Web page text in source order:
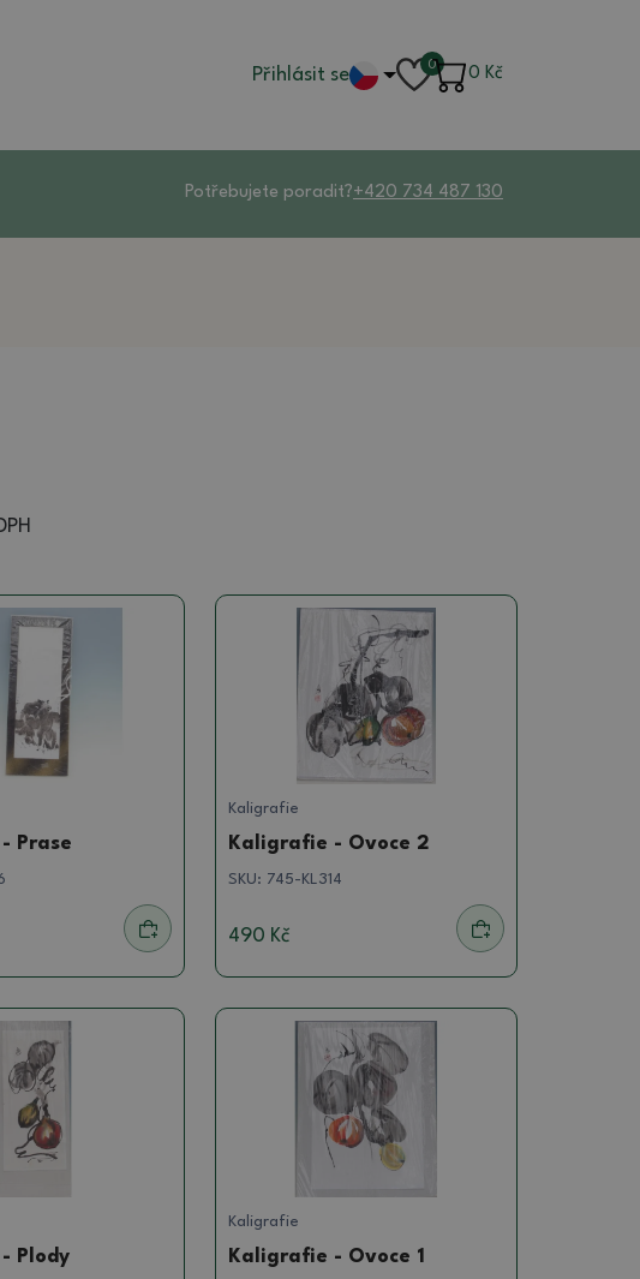
Přihlásit se 0
0 Kč
Potřebujete poradit?+420 734 487 130
Prase
Kaligrafie
Kaligrafie - Ovoce 2
SKU: 745-KL314
490 Kč
Plody
Kaligrafie
Kaligrafie - Ovoce 1